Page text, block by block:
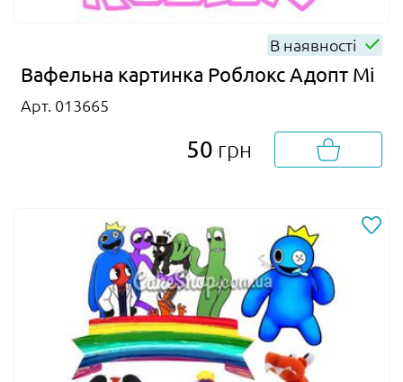
В наявності
Вафельна картинка Роблокс Адопт Мі
Арт. 013665
50 грн